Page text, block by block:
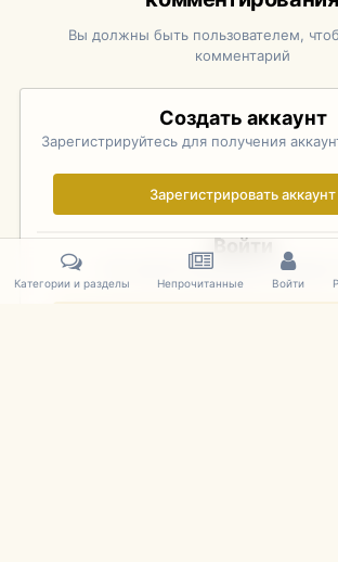
Вы должны быть пользователем,
комментарий
Создать аккаунт
Зарегистрируйтесь для получения
Зарегистрировать аккаунт
Войти
Уже зарегистрированы? Войдите
Категории и разделы Непрочитанные Войти